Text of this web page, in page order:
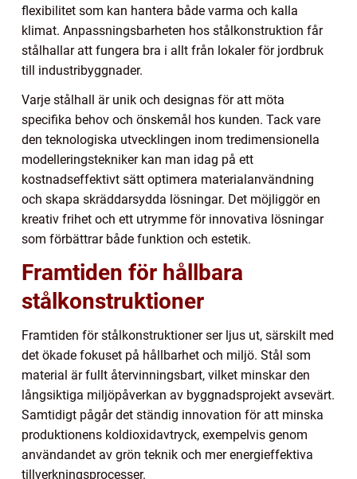
flexibilitet som kan hantera både varma och kalla
klimat. Anpassningsbarheten hos stålkonstruktion får
stålhallar att fungera bra i allt från lokaler för jordbruk
till industribyggnader.
Varje stålhall är unik och designas för att möta
specifika behov och önskemål hos kunden. Tack vare
den teknologiska utvecklingen inom tredimensionella
modelleringstekniker kan man idag på ett
kostnadseffektivt sätt optimera materialanvändning
och skapa skräddarsydda lösningar. Det möjliggör en
kreativ frihet och ett utrymme för innovativa lösningar
som förbättrar både funktion och estetik.
Framtiden för hållbara
stålkonstruktioner
Framtiden för stålkonstruktioner ser ljus ut, särskilt med
det ökade fokuset på hållbarhet och miljö. Stål som
material är fullt återvinningsbart, vilket minskar den
långsiktiga miljöpåverkan av byggnadsprojekt avsevärt.
Samtidigt pågår det ständig innovation för att minska
produktionens koldioxidavtryck, exempelvis genom
användandet av grön teknik och mer energieffektiva
tillverkningsprocesser.